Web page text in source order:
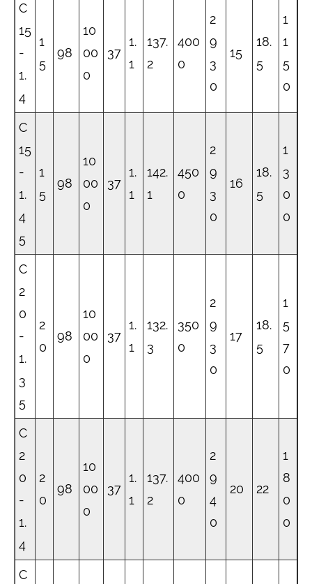
C
15
-
1.
4
1
5
98
10
00
0
37
1.
1
137.
2
400
0
2
9
3
0
15
18.
5
1
1
5
0
C
15
-
1.
4
5
1
5
98
10
00
0
37
1.
1
142.
1
450
0
2
9
3
0
16
18.
5
1
3
0
0
C
2
0
-
1.
3
5
2
0
98
10
00
0
37
1.
1
132.
3
350
0
2
9
3
0
17
18.
5
1
5
7
0
C
2
0
-
1.
4
2
0
98
10
00
0
37
1.
1
137.
2
400
0
2
9
4
0
20 22
1
8
0
0
C